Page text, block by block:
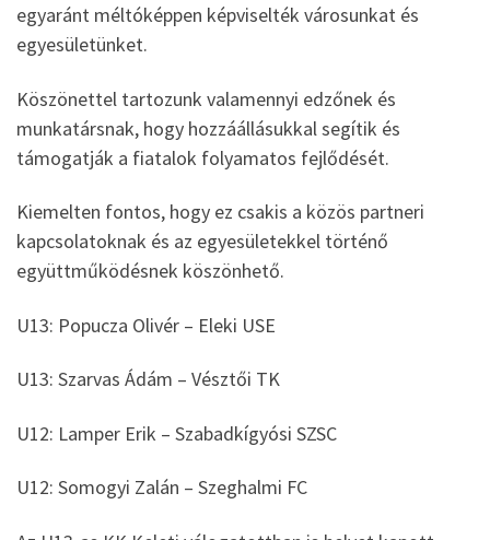
egyaránt méltóképpen képviselték városunkat és
egyesületünket.
Köszönettel tartozunk valamennyi edzőnek és
munkatársnak, hogy hozzáállásukkal segítik és
támogatják a fiatalok folyamatos fejlődését.
Kiemelten fontos, hogy ez csakis a közös partneri
kapcsolatoknak és az egyesületekkel történő
együttműködésnek köszönhető.
U13: Popucza Olivér – Eleki USE
U13: Szarvas Ádám – Vésztői TK
U12: Lamper Erik – Szabadkígyósi SZSC
U12: Somogyi Zalán – Szeghalmi FC